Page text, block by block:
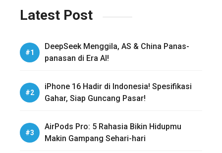
Latest Post
DeepSeek Menggila, AS & China Panas-
panasan di Era AI!
iPhone 16 Hadir di Indonesia! Spesifikasi
Gahar, Siap Guncang Pasar!
AirPods Pro: 5 Rahasia Bikin Hidupmu
Makin Gampang Sehari-hari